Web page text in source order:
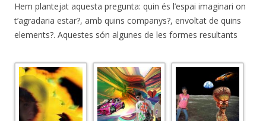
Hem plantejat aquesta pregunta: quin és l’espai imaginari on
t’agradaria estar?, amb quins companys?, envoltat de quins
elements?. Aquestes són algunes de les formes resultants